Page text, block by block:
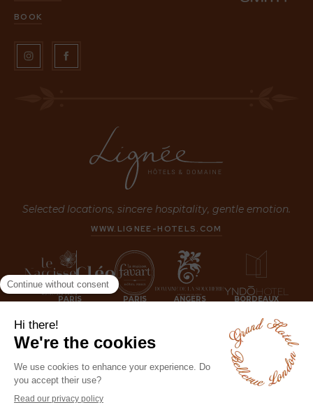
BOOK
Selected locations, sincere hospitality, gentle emotion.
WWW.LIGNEE-HOTELS.COM
PARIS PARIS ANGERS BORDEAUX